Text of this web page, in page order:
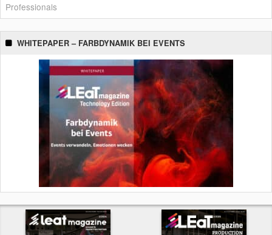
Professionals
WHITEPAPER – FARBDYNAMIK BEI EVENTS